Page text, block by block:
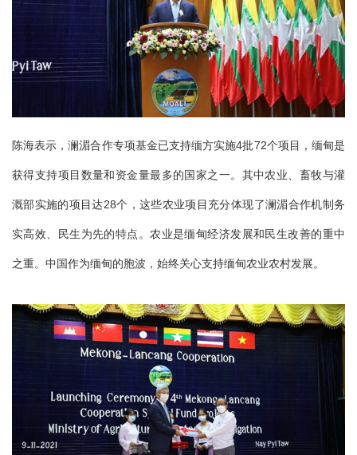
陈海表示，澜湄合作专项基金已支持缅方实施4批72个项目，缅甸是
获得支持项目数量和资金量最多的国家之一。其中农业、畜牧与灌
溉部实施的项目达28个，这些农业项目充分体现了澜湄合作机制务
实高效、民生为先的特点。农业是缅甸经济发展和民生改善的重中
之重。中国作为缅甸的胞波，始终关心支持缅甸农业农村发展。